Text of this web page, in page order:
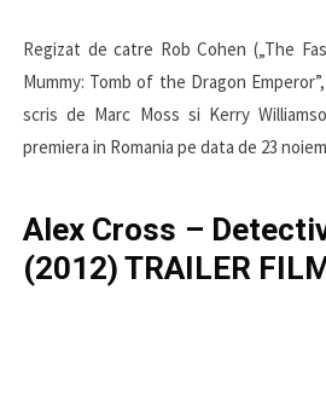
Regizat de catre Rob Cohen („The
Mummy: Tomb of the Dragon
scris de Marc Moss si Kerry
premiera in Romania pe data de 23
Alex Cross –
(2012) TRAILER